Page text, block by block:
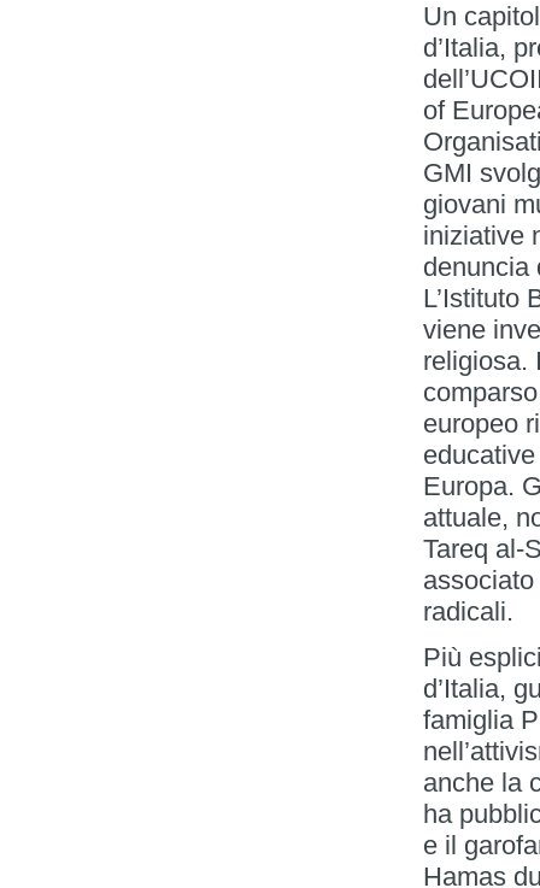
Un
d’Italia,
of
GMI
giovani
iniziative
denuncia
L’Istituto
viene
religiosa.
europeo
Europa.
attuale,
Tareq al-
radicali.
Più
d’Italia,
famiglia
anche la
ha
e il
Hamas